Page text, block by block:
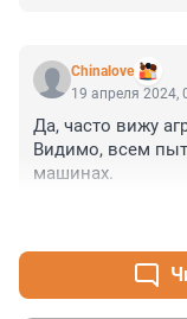
Chinalove
19 апреля 2024,
Да, часто вижу
Видимо, всем
машинах.